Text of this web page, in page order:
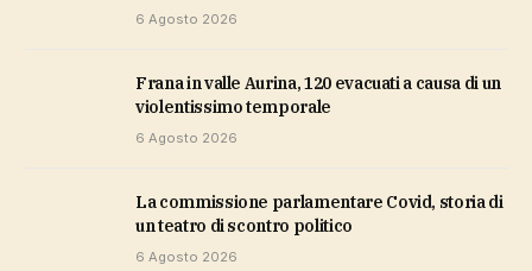
6 Agosto 2026
Frana in valle Aurina, 120 evacuati a causa di un
violentissimo temporale
6 Agosto 2026
La commissione parlamentare Covid, storia di
un teatro di scontro politico
6 Agosto 2026